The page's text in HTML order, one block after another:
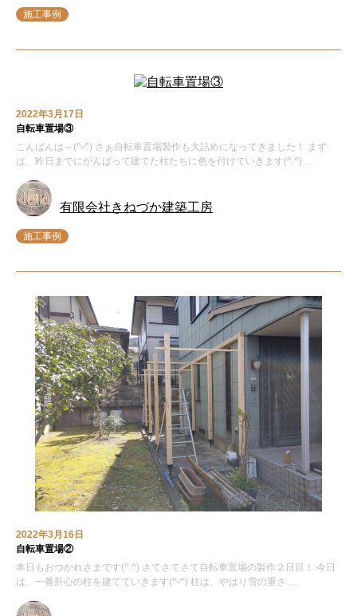
施工事例
2022年3月17日
自転車置場③
こんばんは～(^-^) さぁ自転車置場製作も大詰めになってきました！ まず
は、昨日までにがんばって建てた柱たちに色を付けていきます(^.^) …
有限会社きねづか建築工房
施工事例
2022年3月16日
自転車置場②
本日もおつかれさまです(^.^) さてさてさて自転車置場の製作２日目！ 今日
は、一番肝心の柱を建てていきます(^-^) 柱は、やはり雪の重さ …